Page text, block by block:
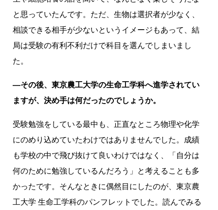
と思っていたんです。ただ、生物は選択者が少なく、
相談できる相手が少ないというイメージもあって、結
局は受験の有利不利だけで科目を選んでしまいまし
た。
―その後、東京農工大学の生命工学科へ進学されてい
ますが、決め手は何だったのでしょうか。
受験勉強をしている最中も、正直なところ物理や化学
にのめり込めていたわけではありませんでした。成績
も学校の中で飛び抜けて良いわけではなく、「自分は
何のために勉強しているんだろう」と考えることも多
かったです。そんなときに偶然目にしたのが、東京農
工大学 生命工学科のパンフレットでした。読んでみる